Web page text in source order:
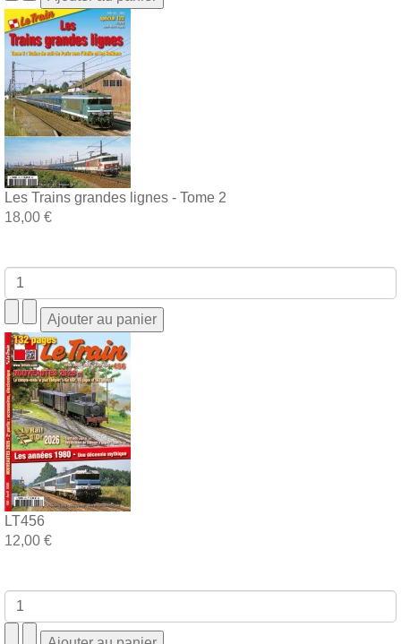
Les Trains grandes lignes - Tome 2
18,00 €
LT456
12,00 €